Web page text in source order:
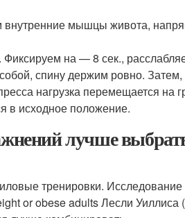
внутренние мышцы живота,
на — 8 сек.,
спину держим ровно.
нагрузка перемещается на
в исходное положение.
лучше
тренировки. Исследование
or obese adults Лесли Уиллиса